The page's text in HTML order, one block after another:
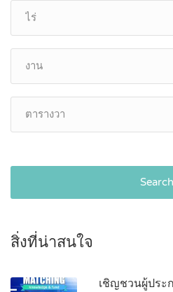
Search
สิ่งที่น่าสนใจ
เชิญชวนผู้ประ